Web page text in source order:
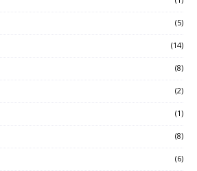
(5)
(14)
(8)
(2)
(1)
(8)
(6)